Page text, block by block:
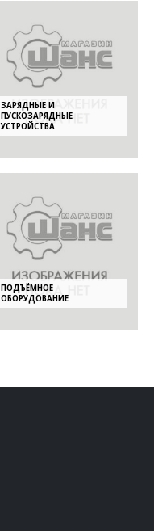
ЗАРЯДНЫЕ И
ПУСКОЗАРЯДНЫЕ
УСТРОЙСТВА
ПОДЪЁМНОЕ
ОБОРУДОВАНИЕ